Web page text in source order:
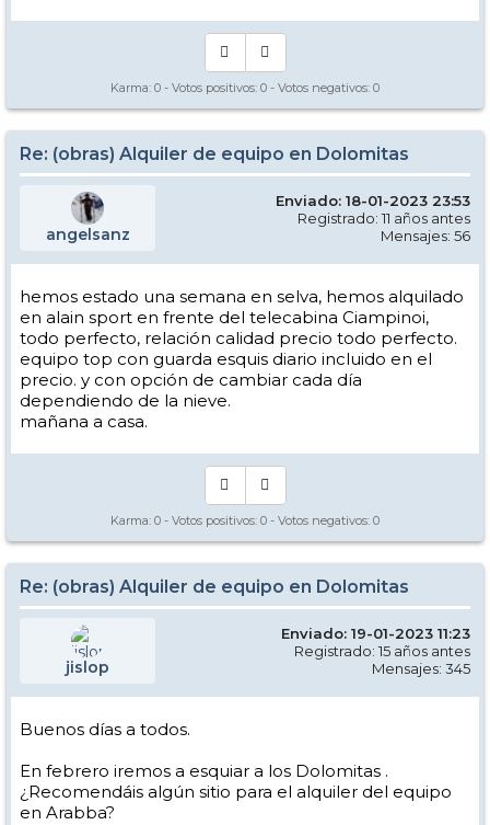
Karma: 0 - Votos positivos: 0 - Votos negativos: 0
Re: (obras) Alquiler de equipo en Dolomitas
angelsanz
Enviado: 18-01-2023 23:53
Registrado: 11 años antes
Mensajes: 56
hemos estado una semana en selva, hemos alquilado
en alain sport en frente del telecabina Ciampinoi,
todo perfecto, relación calidad precio todo perfecto.
equipo top con guarda esquis diario incluido en el
precio. y con opción de cambiar cada día
dependiendo de la nieve.
mañana a casa.
Karma: 0 - Votos positivos: 0 - Votos negativos: 0
Re: (obras) Alquiler de equipo en Dolomitas
jislop
Enviado: 19-01-2023 11:23
Registrado: 15 años antes
Mensajes: 345
Buenos días a todos.
En febrero iremos a esquiar a los Dolomitas .
¿Recomendáis algún sitio para el alquiler del equipo
en Arabba?